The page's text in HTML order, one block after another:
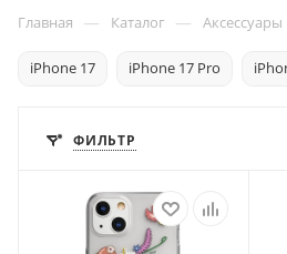
Главная — Каталог — Аксессуары
iPhone 17 iPhone 17 Pro
ФИЛЬТР